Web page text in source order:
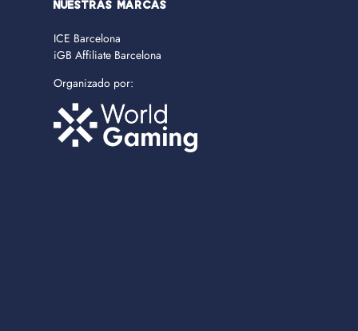
NUESTRAS MARCAS
ICE Barcelona
iGB Affiliate Barcelona
Organizado por: